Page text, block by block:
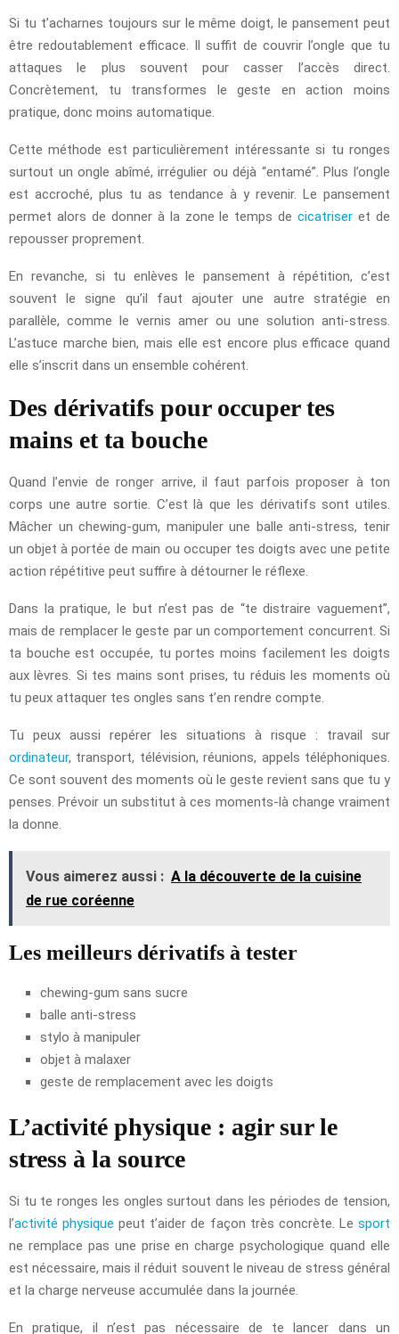
Si tu t’acharnes toujours sur le même doigt, le pansement peut
être redoutablement efficace. Il suffit de couvrir l’ongle que tu
attaques le plus souvent pour casser l’accès direct.
Concrètement, tu transformes le geste en action moins
pratique, donc moins automatique.
Cette méthode est particulièrement intéressante si tu ronges
surtout un ongle abîmé, irrégulier ou déjà “entamé”. Plus l’ongle
est accroché, plus tu as tendance à y revenir. Le pansement
permet alors de donner à la zone le temps decicatriser et de
repousser proprement.
En revanche, si tu enlèves le pansement à répétition, c’est
souvent le signe qu’il faut ajouter une autre stratégie en
parallèle, comme le vernis amer ou une solution anti-stress.
L’astuce marche bien, mais elle est encore plus efficace quand
elle s’inscrit dans un ensemble cohérent.
Des dérivatifs pour occuper tes
mains et ta bouche
Quand l’envie de ronger arrive, il faut parfois proposer à ton
corps une autre sortie. C’est là que les dérivatifs sont utiles.
Mâcher un chewing-gum, manipuler une balle anti-stress, tenir
un objet à portée de main ou occuper tes doigts avec une petite
action répétitive peut suffire à détourner le réflexe.
Dans la pratique, le but n’est pas de “te distraire vaguement”,
mais de remplacer le geste par un comportement concurrent. Si
ta bouche est occupée, tu portes moins facilement les doigts
aux lèvres. Si tes mains sont prises, tu réduis les moments où
tu peux attaquer tes ongles sans t’en rendre compte.
Tu peux aussi repérer les situations à risque : travail sur
ordinateur, transport, télévision, réunions, appels téléphoniques.
Ce sont souvent des moments où le geste revient sans que tu y
penses. Prévoir un substitut à ces moments-là change vraiment
la donne.
Vous aimerez aussi : A la découverte de la cuisine
de rue coréenne
Les meilleurs dérivatifs à tester
chewing-gum sans sucre
balle anti-stress
stylo à manipuler
objet à malaxer
geste de remplacement avec les doigts
L’activité physique : agir sur le
stress à la source
Si tu te ronges les ongles surtout dans les périodes de tension,
l’activité physique peut t’aider de façon très concrète. Lesport
ne remplace pas une prise en charge psychologique quand elle
est nécessaire, mais il réduit souvent le niveau de stress général
et la charge nerveuse accumulée dans la journée.
En pratique, il n’est pas nécessaire de te lancer dans un